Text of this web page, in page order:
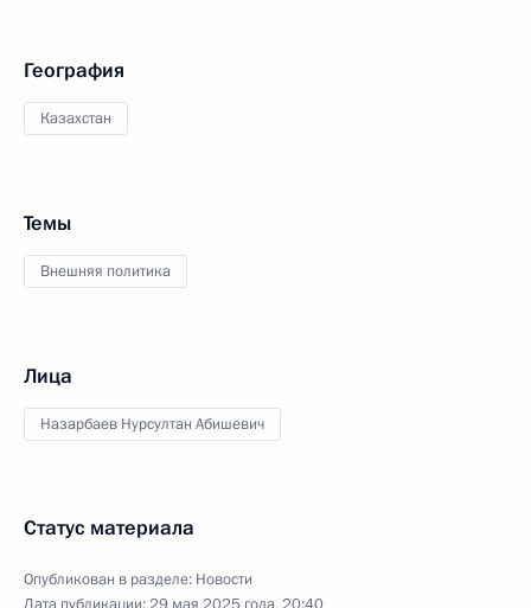
География
Казахстан
Темы
Внешняя политика
Лица
Назарбаев Нурсултан Абишевич
Статус материала
Опубликован в разделе: Новости